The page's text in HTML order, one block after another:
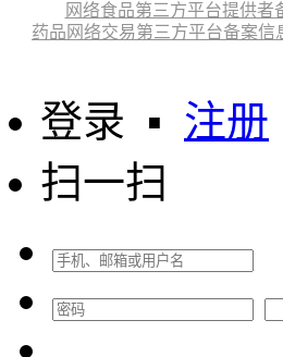
网络食品第三方平台提供者
药品网络交易第三方平台备案信
登录 ▪ 注册
扫一扫